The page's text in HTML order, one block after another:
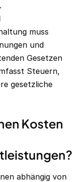
muss
und
Gesetzen
Steuern,
gesetzliche
Kosten
abhängig von